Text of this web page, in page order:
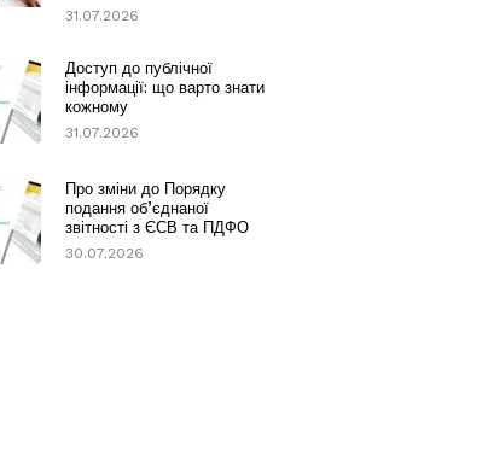
31.07.2026
Доступ до публічної
інформації: що варто знати
кожному
31.07.2026
Про зміни до Порядку
подання об’єднаної
звітності з ЄСВ та ПДФО
30.07.2026